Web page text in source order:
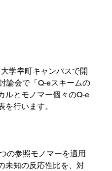
学幸町キャンパスで開
論会で「Q-eスキームの
ルとモノマー個々のQ-e
行います。
の参照モノマーを適用
未知の反応性比を、対